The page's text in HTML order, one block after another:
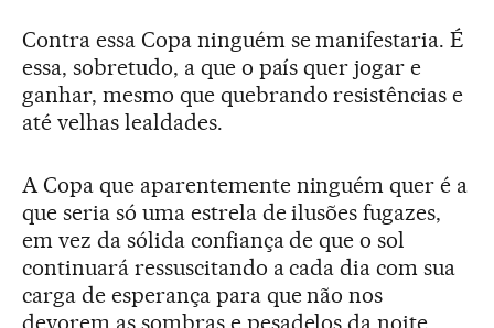
Contra essa Copa ninguém se manifestaria. É
essa, sobretudo, a que o país quer jogar e
ganhar, mesmo que quebrando resistências e
até velhas lealdades.
A Copa que aparentemente ninguém quer é a
que seria só uma estrela de ilusões fugazes,
em vez da sólida confiança de que o sol
continuará ressuscitando a cada dia com sua
carga de esperança para que não nos
devorem as sombras e pesadelos da noite,